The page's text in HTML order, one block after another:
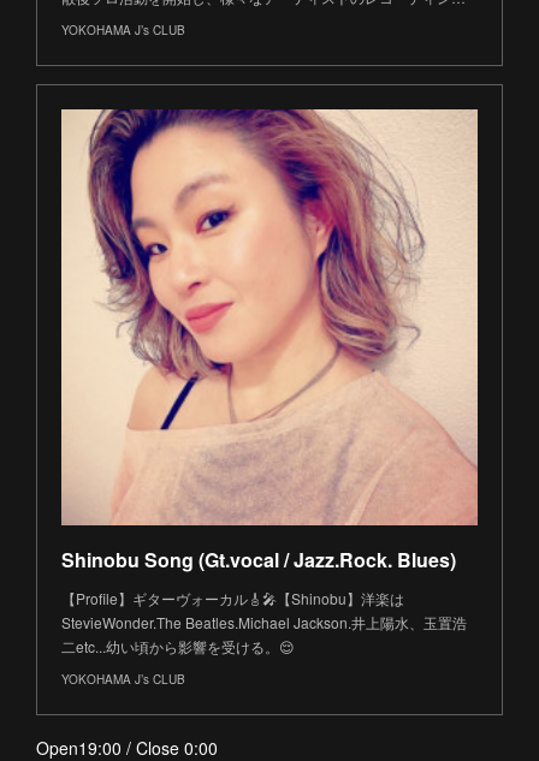
YOKOHAMA J’s CLUB
Shinobu Song (Gt.vocal / Jazz.Rock. Blues)
【Profile】ギターヴォーカル🎸🎤【Shinobu】洋楽は
StevieWonder.The Beatles.Michael Jackson.井上陽水、玉置浩
二etc...幼い頃から影響を受ける。😌
YOKOHAMA J’s CLUB
Open19:00 / Close 0:00